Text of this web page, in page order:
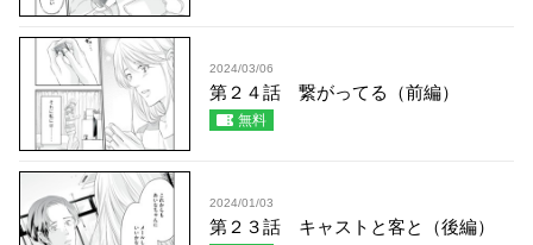
2024/03/06
第２４話 繋がってる（前編）
無料
2024/01/03
第２３話 キャストと客と（後編）